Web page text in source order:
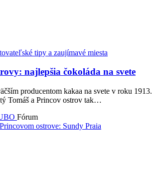
najlepšia čokoláda na svete
producentom kakaa na svete v roku 1913.
Tomáš a Princov ostrov tak…
Fórum